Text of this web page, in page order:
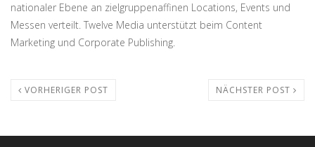
nationaler Ebene an zielgruppenaffinen Locations, Events und
Messen verteilt. Twelve Media unterstützt beim Content
Marketing und Corporate Publishing.
VORHERIGER POST NÄCHSTER POST